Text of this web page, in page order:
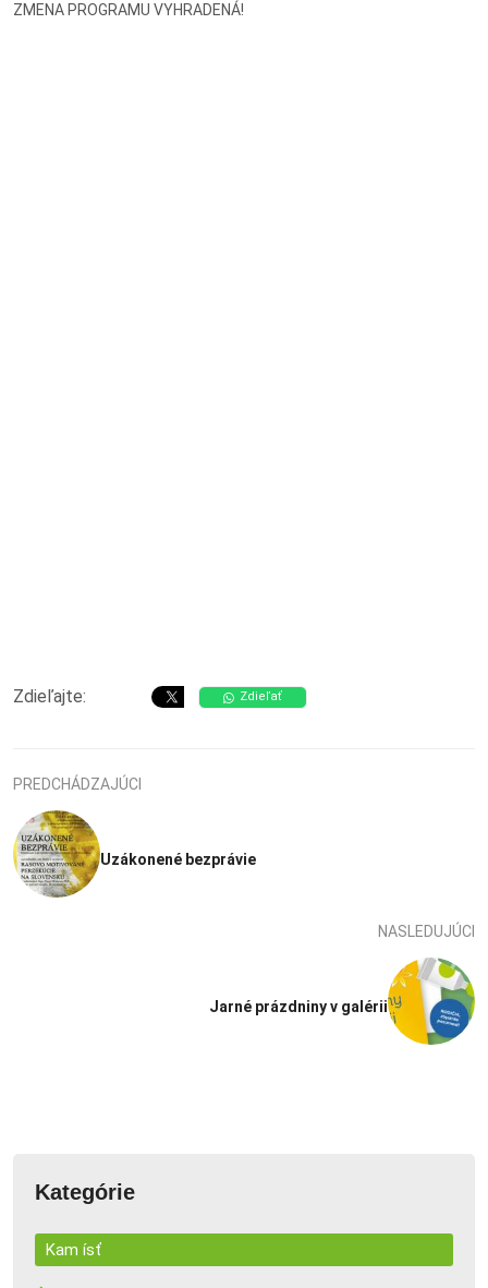
ZMENA PROGRAMU VYHRADENÁ!
Zdieľajte: Zdieľať
PREDCHÁDZAJÚCI
Uzákonené bezprávie
NASLEDUJÚCI
Jarné prázdniny v galérii
Kategórie
Kam ísť